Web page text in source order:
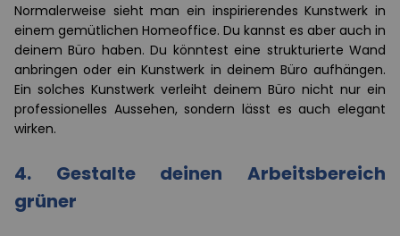
Normalerweise sieht man ein inspirierendes Kunstwerk in
einem gemütlichen Homeoffice. Du kannst es aber auch in
deinem Büro haben. Du könntest eine strukturierte Wand
anbringen oder ein Kunstwerk in deinem Büro aufhängen.
Ein solches Kunstwerk verleiht deinem Büro nicht nur ein
professionelles Aussehen, sondern lässt es auch elegant
wirken.
4. Gestalte deinen Arbeitsbereich
grüner